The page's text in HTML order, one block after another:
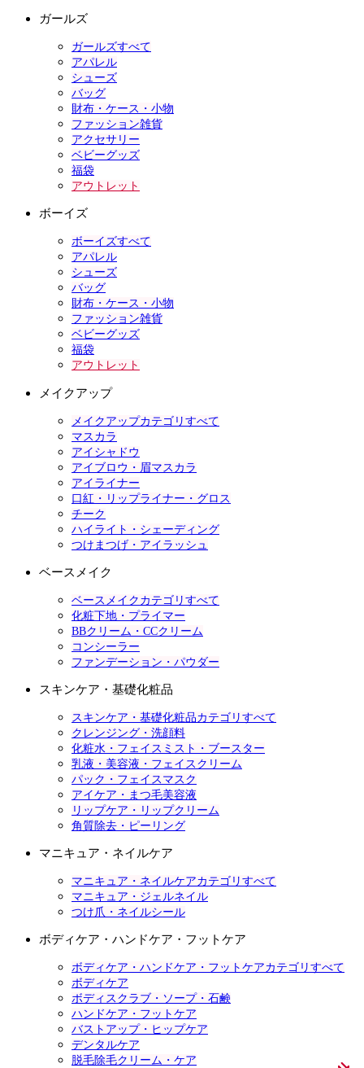
ガールズ
ガールズすべて
アパレル
シューズ
バッグ
財布・ケース・小物
ファッション雑貨
アクセサリー
ベビーグッズ
福袋
アウトレット
ボーイズ
ボーイズすべて
アパレル
シューズ
バッグ
財布・ケース・小物
ファッション雑貨
ベビーグッズ
福袋
アウトレット
メイクアップ
メイクアップカテゴリすべて
マスカラ
アイシャドウ
アイブロウ・眉マスカラ
アイライナー
口紅・リップライナー・グロス
チーク
ハイライト・シェーディング
つけまつげ・アイラッシュ
ベースメイク
ベースメイクカテゴリすべて
化粧下地・プライマー
BBクリーム・CCクリーム
コンシーラー
ファンデーション・パウダー
スキンケア・基礎化粧品
スキンケア・基礎化粧品カテゴリすべて
クレンジング・洗顔料
化粧水・フェイスミスト・ブースター
乳液・美容液・フェイスクリーム
パック・フェイスマスク
アイケア・まつ毛美容液
リップケア・リップクリーム
角質除去・ピーリング
マニキュア・ネイルケア
マニキュア・ネイルケアカテゴリすべて
マニキュア・ジェルネイル
つけ爪・ネイルシール
ボディケア・ハンドケア・フットケア
ボディケア・ハンドケア・フットケアカテゴリすべて
ボディケア
ボディスクラブ・ソープ・石鹸
ハンドケア・フットケア
バストアップ・ヒップケア
デンタルケア
脱毛除毛クリーム・ケア